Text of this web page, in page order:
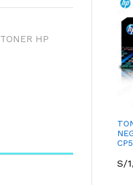
TONER HP
S/